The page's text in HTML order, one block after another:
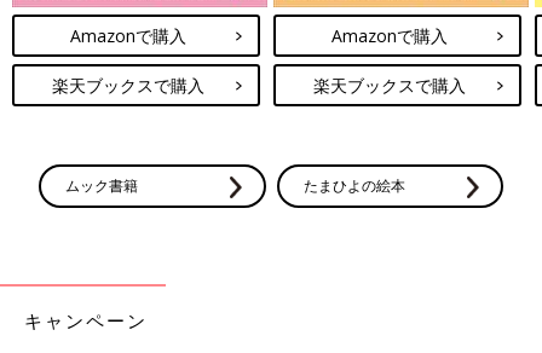
Amazonで購入
楽天ブックスで購入
Amazonで購入
楽天ブックスで購入
ムック書籍 たまひよの絵本
キャンペーン